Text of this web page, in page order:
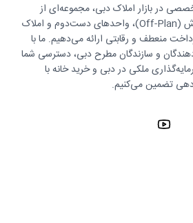
تجربه تخصصی در بازار املاک دبی، مجموعه‌ای از
برترین پروژه‌های پیش‌فروش (Off-Plan)، واحدهای دست‌دوم و املاک
منعطف و رقابتی ارائه می‌دهیم. ما با
و سازندگان مطرح دبی، دسترسی شما
ملکی در دبی و خرید خانه با
تضمین می‌کنیم.